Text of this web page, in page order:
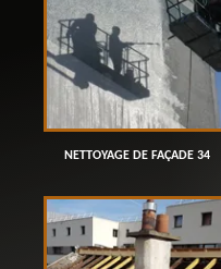
NETTOYAGE DE FAÇADE 34